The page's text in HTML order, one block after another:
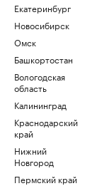
Екатеринбург
Новосибирск
Омск
Башкортостан
Вологодская
область
Калининград
Краснодарский
край
Нижний
Новгород
Пермский край